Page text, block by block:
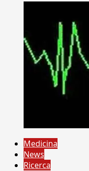
Medicina
News
Ricerca